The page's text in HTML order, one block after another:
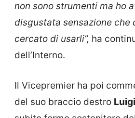
non sono strumenti ma ho
disgustata sensazione che
cercato di usarli”, ha
dell’Interno.
Il Vicepremier ha poi
del suo braccio destro